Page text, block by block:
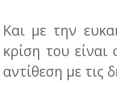
Και με την
κρίση του είναι
αντίθεση με τις